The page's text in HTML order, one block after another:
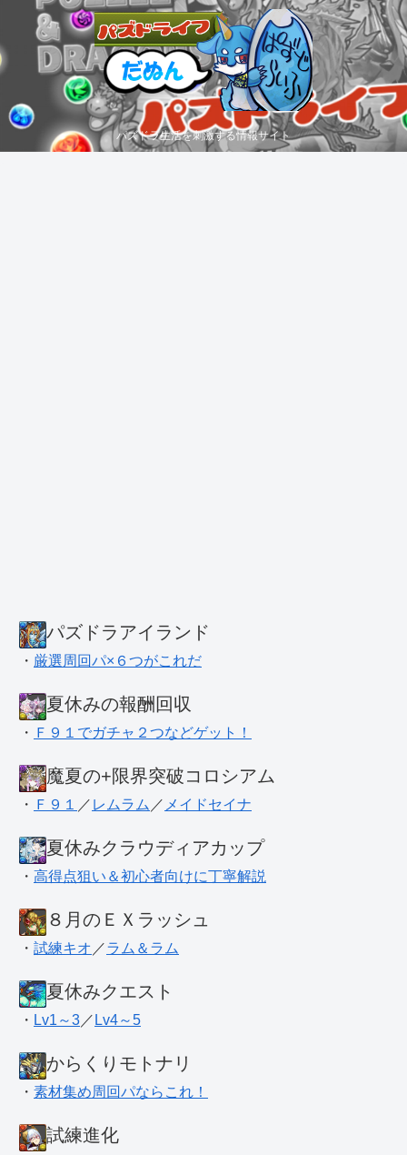
パズドラ生活を刺激する情報サイト
パズドラアイランド
・ 厳選周回パ×６つがこれだ
夏休みの報酬回収
・ Ｆ９１でガチャ２つなどゲット！
魔夏の+限界突破コロシアム
・ Ｆ９１ ／ レムラム ／ メイドセイナ
夏休みクラウディアカップ
・ 高得点狙い＆初心者向けに丁寧解説
８月のＥＸラッシュ
・ 試練キオ ／ラム＆ラム
夏休みクエスト
・ Lv1～3 ／ Lv4～5
からくりモトナリ
・ 素材集め周回パならこれ！
試練進化